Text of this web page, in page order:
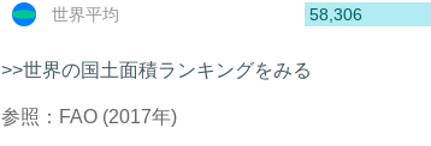
世界平均
58,306
>>世界の国土面積ランキングをみる
参照：FAO (2017年)